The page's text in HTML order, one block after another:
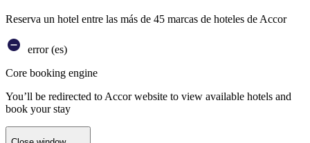
Reserva un hotel entre las más de 45 marcas de hoteles de Accor
error (es)
Core booking engine
You’ll be redirected to Accor website to view available hotels and
book your stay